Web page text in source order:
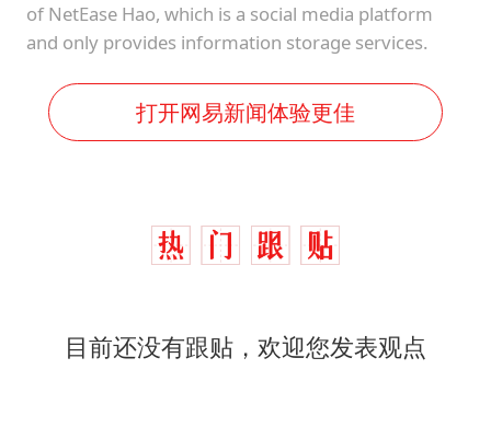
of NetEase Hao, which is a social media platform
and only provides information storage services.
打开网易新闻体验更佳
目前还没有跟贴，欢迎您发表观点